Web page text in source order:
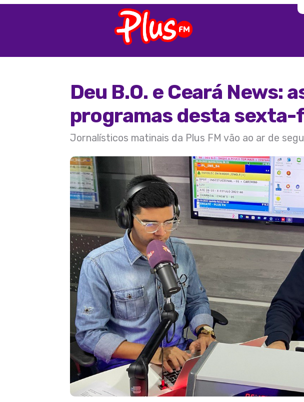
Deu B.O. e Ceará News:
programas desta
Jornalísticos matinais da Plus FM vão ao ar de